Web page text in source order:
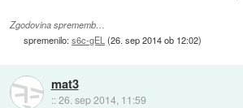
Zgodovina sprememb…
spremenilo:s6c-gEL (26. sep 2014 ob 12:02)
mat3
::26. sep 2014, 11:59